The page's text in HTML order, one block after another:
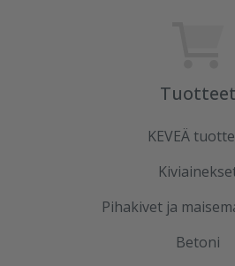
Tuotteet
KEVEÄ
Pihakivet ja
Betoni